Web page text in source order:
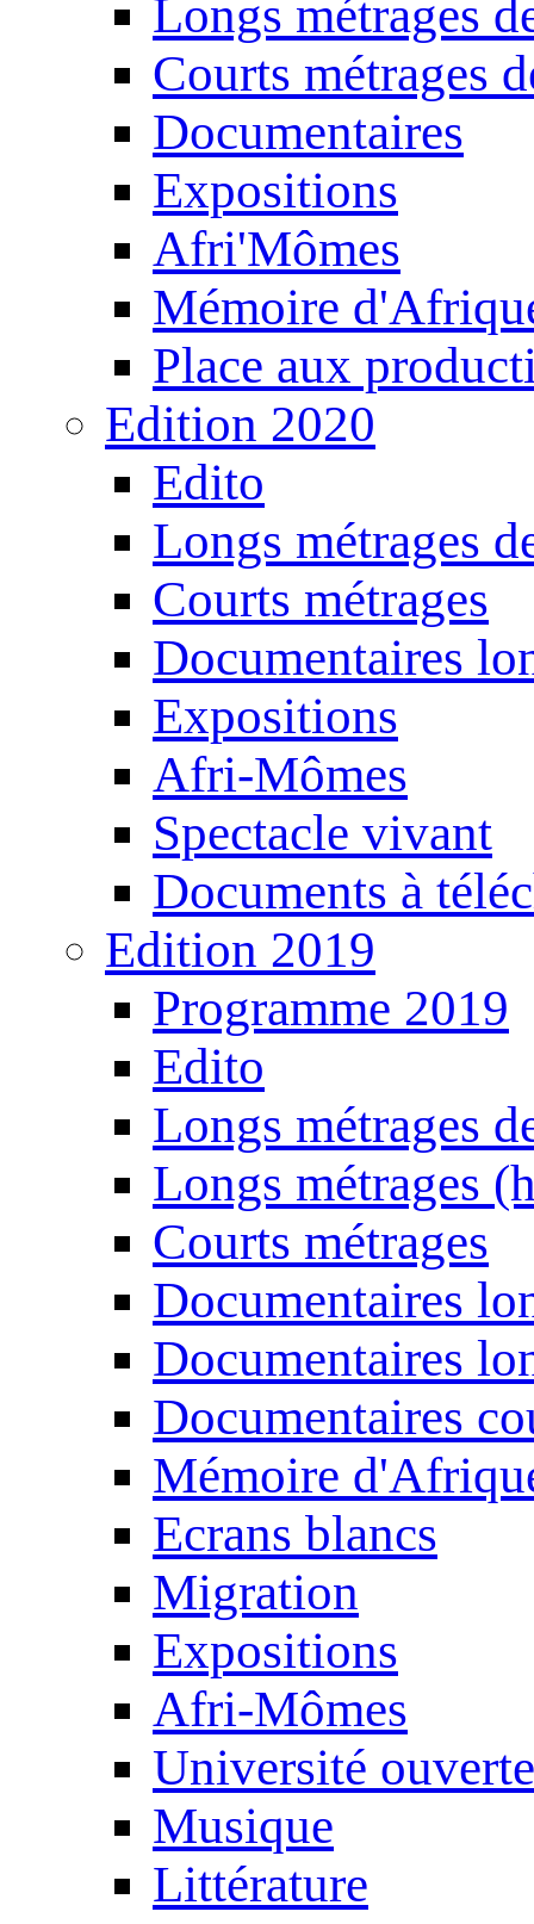
Longs métrages
Courts métrages
Documentaires
Expositions
Afri'Mômes
Mémoire
Place aux
Edition 2020
Edito
Longs métrages
Courts métrages
Documentaires
Expositions
Afri-Mômes
Spectacle vivant
Documents à
Edition 2019
Programme 2019
Edito
Longs métrages
Longs métrages
Courts métrages
Documentaires
Documentaires
Documentaires
Mémoire
Ecrans blancs
Migration
Expositions
Afri-Mômes
Université ouverte
Musique
Littérature